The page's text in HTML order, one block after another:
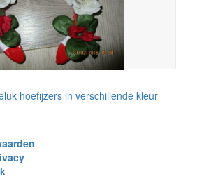
hoefijzers in verschillende kleur